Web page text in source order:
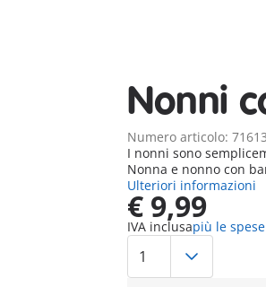
Nonni
Numero articolo: 71613
I nonni sono
Nonna e nonno con
Ulteriori informazioni
€ 9,99
IVA inclusapiù le